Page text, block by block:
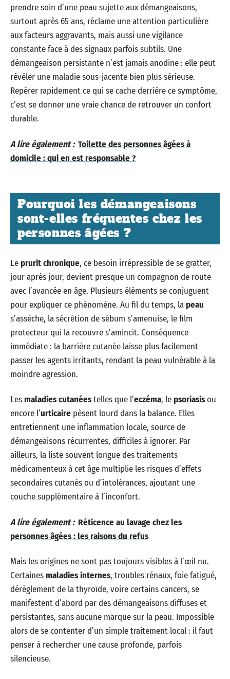
prendre soin d’une peau sujette aux démangeaisons,
surtout après 65 ans, réclame une attention particulière
aux facteurs aggravants, mais aussi une vigilance
constante face à des signaux parfois subtils. Une
démangeaison persistante n’est jamais anodine : elle peut
révéler une maladie sous-jacente bien plus sérieuse.
Repérer rapidement ce qui se cache derrière ce symptôme,
c’est se donner une vraie chance de retrouver un confort
durable.
A lire également : Toilette des personnes âgées à
domicile : qui en est responsable ?
Pourquoi les démangeaisons
sont-elles fréquentes chez les
personnes âgées ?
Leprurit chronique, ce besoin irrépressible de se gratter,
jour après jour, devient presque un compagnon de route
avec l’avancée en âge. Plusieurs éléments se conjuguent
pour expliquer ce phénomène. Au fil du temps, lapeau
s’assèche, la sécrétion de sébum s’amenuise, le film
protecteur qui la recouvre s’amincit. Conséquence
immédiate : la barrière cutanée laisse plus facilement
passer les agents irritants, rendant la peau vulnérable à la
moindre agression.
Lesmaladies cutanéestelles que l’eczéma, lepsoriasisou
encore l’urticaire pèsent lourd dans la balance. Elles
entretiennent une inflammation locale, source de
démangeaisons récurrentes, difficiles à ignorer. Par
ailleurs, la liste souvent longue des traitements
médicamenteux à cet âge multiplie les risques d’effets
secondaires cutanés ou d’intolérances, ajoutant une
couche supplémentaire à l’inconfort.
A lire également : Réticence au lavage chez les
personnes âgées : les raisons du refus
Mais les origines ne sont pas toujours visibles à l’œil nu.
Certainesmaladies internes, troubles rénaux, foie fatigué,
dérèglement de la thyroïde, voire certains cancers, se
manifestent d’abord par des démangeaisons diffuses et
persistantes, sans aucune marque sur la peau. Impossible
alors de se contenter d’un simple traitement local : il faut
penser à rechercher une cause profonde, parfois
silencieuse.